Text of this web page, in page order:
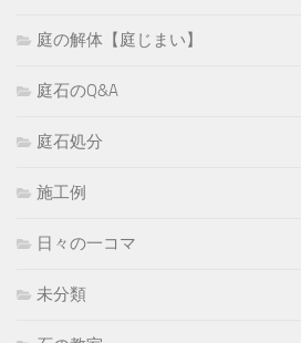
庭の解体【庭じまい】
庭石のQ&A
庭石処分
施工例
日々の一コマ
未分類